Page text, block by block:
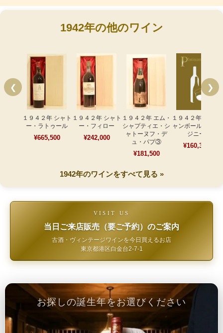
1942年の他のワイン
❮
１９４２年 シャト
ー・ラトゥール
¥665,500
１９４２年 シャト
ー・フィロー
¥242,000
１９４２年 エム・
シャプティエ・シ
ャトーヌフ・デ
ュ・パプ③
¥181,500
１９４２年 ＤＡシ
ャンボール・ミュ
ジニー
¥160,380
❯
1942年のワインをすべて見る »
VISIT US
当日ご来店販売（要ご予約）のご案内
古酒・ヴィンテージワインを今日買えるお店
東京都港区白金台2-7-1
お探しの誕生年をお選びください